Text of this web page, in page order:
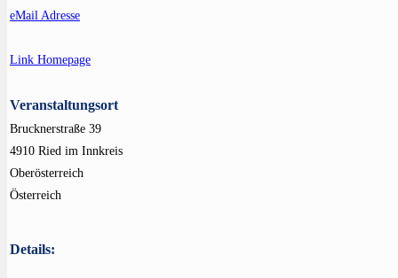
eMail Adresse
Link Homepage
Veranstaltungsort
Brucknerstraße 39
4910 Ried im Innkreis
Oberösterreich
Österreich
Details: